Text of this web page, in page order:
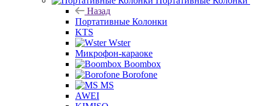
Назад
Портативные Колонки
KTS
Wster
Микрофон-караоке
Boombox
Borofone
MS
AWEI